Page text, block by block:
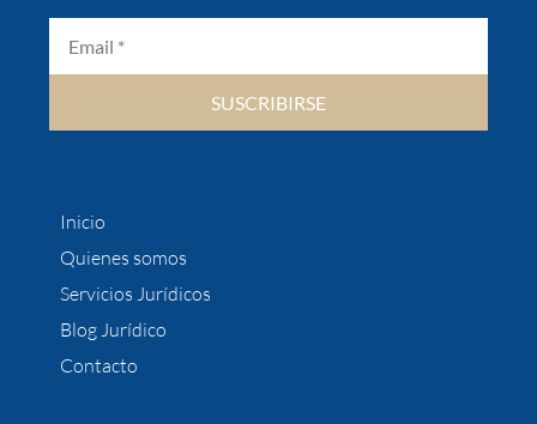
SUSCRIBIRSE
Inicio
Quienes somos
Servicios Jurídicos
Blog Jurídico
Contacto